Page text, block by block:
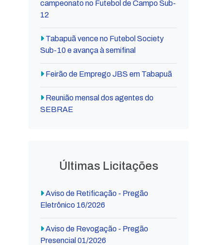
campeonato no Futebol de Campo Sub-
12
Tabapuã vence no Futebol Society
Sub-10 e avança à semifinal
Feirão de Emprego JBS em Tabapuã
Reunião mensal dos agentes do
SEBRAE
Últimas Licitações
Aviso de Retificação - Pregão
Eletrônico 16/2026
Aviso de Revogação - Pregão
Presencial 01/2026